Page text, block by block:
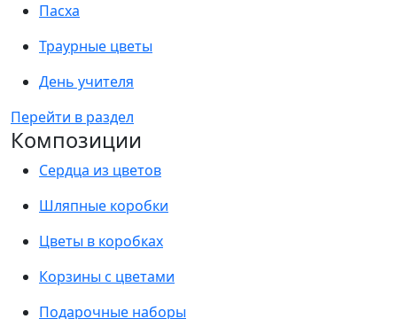
Пасха
Траурные цветы
День учителя
Перейти в раздел
Композиции
Сердца из цветов
Шляпные коробки
Цветы в коробках
Корзины с цветами
Подарочные наборы